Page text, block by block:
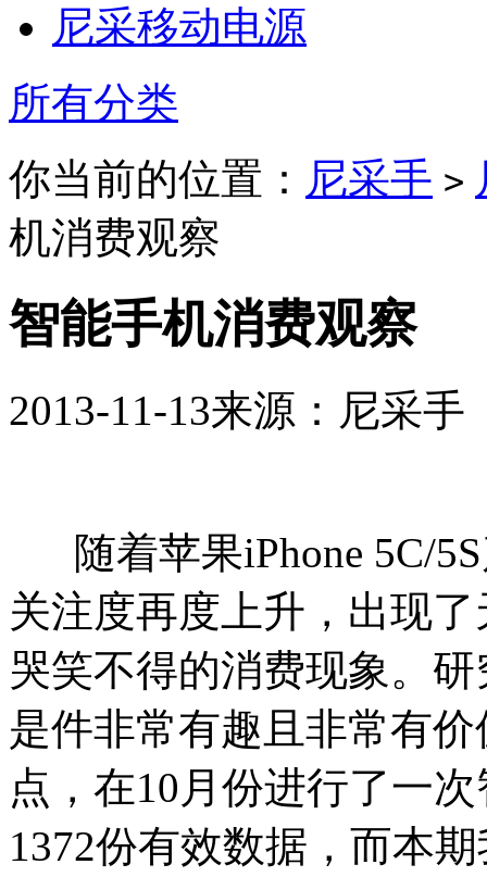
尼采移动电源
所有分类
你当前的位置： 尼采手 >
机消费观察
智能手机消费观察
2013-11-13来源：尼采手
随着苹果iPhone 5C/
关注度再度上升，出现了
哭笑不得的消费现象。
是件非常有趣且非常有
点，在10月份进行了一
1372份有效数据，而本